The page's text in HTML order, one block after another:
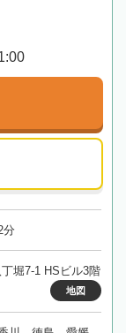
分
堀7-1 HSビル3階
地図